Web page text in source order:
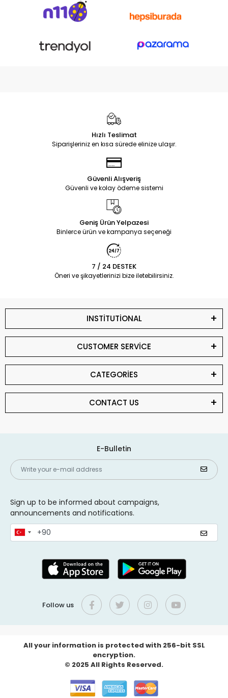
Hızlı Teslimat
Siparişleriniz en kısa sürede elinize ulaşır.
Güvenli Alışveriş
Güvenli ve kolay ödeme sistemi
Geniş Ürün Yelpazesi
Binlerce ürün ve kampanya seçeneği
7 / 24 DESTEK
Öneri ve şikayetlerinizi bize iletebilirsiniz.
INSTİTUTİONAL
CUSTOMER SERVİCE
CATEGORİES
CONTACT US
E-Bulletin
Sign up to be informed about campaigns,
announcements and notifications.
Follow us
All your information is protected with 256-bit SSL
encryption.
© 2025 All Rights Reserved.